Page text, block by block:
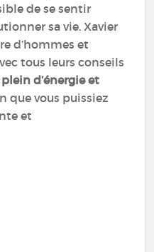
de se sentir
sa vie. Xavier
d’hommes et
tous leurs conseils
d’énergie et
que vous puissiez
et